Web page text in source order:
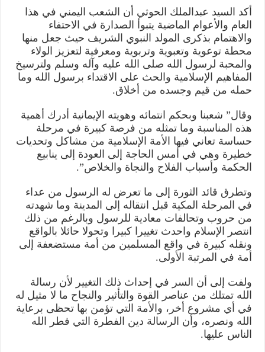
أكد السيد عبدالملك الحوثي أن الشعب اليمني في هذا
العام والأعوام الماضية يتبوأ الصدارة في الاحتفاء
والاهتمام بذكرى المولد النبوي الشريف حيث جعل منها
محطة توعوية وتعبوية وتربوية ومعرفية لتعزيز الولاء
والمحبة لرسول الله صلى الله عليه وآله وسلم ولترسيخ
المفاهيم الإسلامية والحث على الاقتداء برسول الله وما
حمله من قيم وجسده من أخلاق.
وقال” شعبنا وبحكم انتمائه وهويته الإيمانية أدرك أهمية
هذه المناسبة وما تمثله من فرصة كبيرة في مرحلة
حساسة تعاني فيها الأمة الإسلامية من مشاكل وتحديات
خطيرة وهي في أمس الحاجة إلى العودة إلى ينابيع
الحكمة وأسباب الفلاح والنجاة والخلاص”.
وتطرق قائد الثورة إلى ما تعرض له الرسول من عداء
في المرحلة المكية قبل انتقاله إلى المدينة وما شهدته
من حروب وتحالفات معادية للرسول وبالرغم من ذلك
انتصر الإسلام واحدث تغييرا كبيرا وتحولا حائلا بالواقع
ونقله كبيرة في واقع المسلمين من أمة مستضعفة إلى
أمة في المرتبة الأولى.
ولفت إلى أن السر في إحداث ذلك التغيير لأن رسالة
الله تمتلك من عناصر القوة والتأثير والنجاح ما لا مثيل له
في أي مشروع أخر، والأمة التي تؤمن بها تحظى برعاية
الله ونصره، وأن الرسالة دين الفطرة التي فطر الله
الناس عليها.